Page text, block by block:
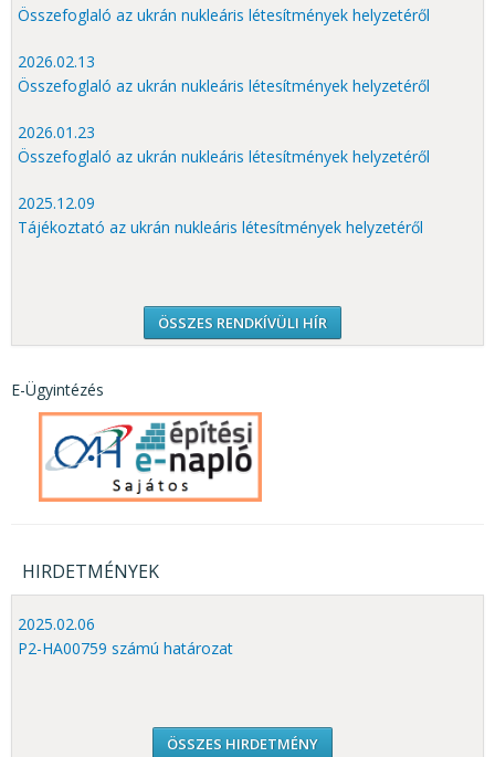
Összefoglaló az ukrán nukleáris létesítmények helyzetéről
2026.02.13
Összefoglaló az ukrán nukleáris létesítmények helyzetéről
2026.01.23
Összefoglaló az ukrán nukleáris létesítmények helyzetéről
2025.12.09
Tájékoztató az ukrán nukleáris létesítmények helyzetéről
ÖSSZES RENDKÍVÜLI HÍR
E-Ügyintézés
HIRDETMÉNYEK
2025.02.06
P2-HA00759 számú határozat
ÖSSZES HIRDETMÉNY